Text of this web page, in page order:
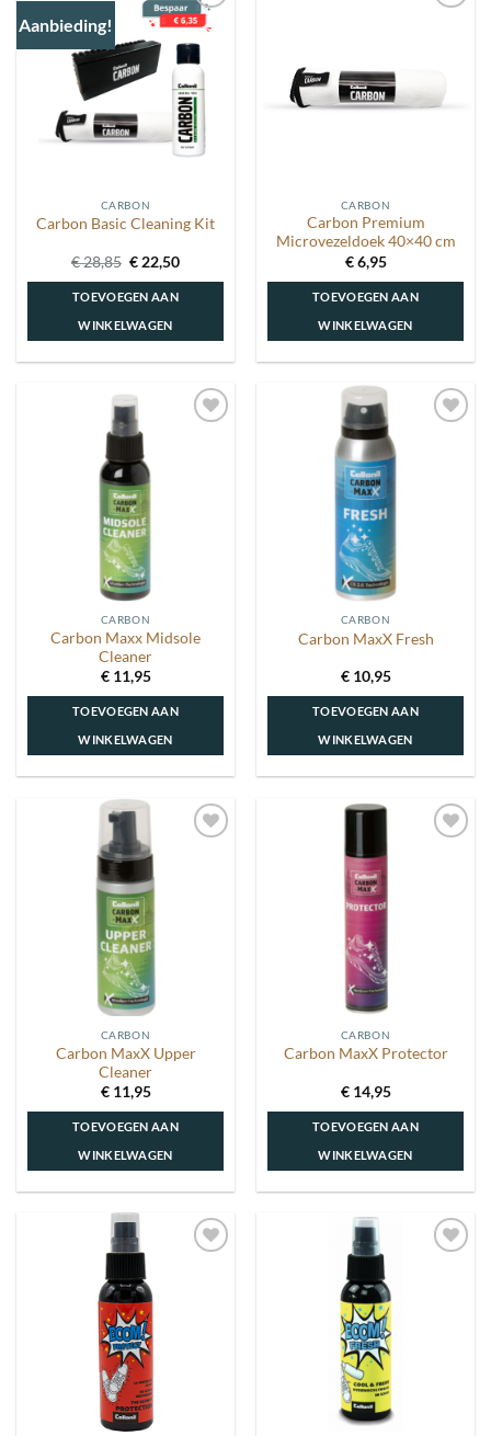
Aanbieding!
Toevoegen
wenslijst
CARBON
Carbon Basic Cleaning Kit
€28,85 Oorspronkelijke
prijs
was:
€ 28,85.
€ 22,50Huidige
TOEVOEGEN AAN
WINKELWAGEN
CARBON
Carbon Premium
Microvezeldoek 40×40 cm
€6,95
TOEVOEGEN AAN
WINKELWAGEN
CARBON
Carbon Maxx Midsole
Cleaner
€11,95
TOEVOEGEN AAN
WINKELWAGEN
CARBON
Carbon MaxX Fresh
€10,95
TOEVOEGEN AAN
WINKELWAGEN
CARBON
Carbon MaxX Upper
Cleaner
€11,95
TOEVOEGEN AAN
WINKELWAGEN
CARBON
Carbon MaxX Protector
€14,95
TOEVOEGEN AAN
WINKELWAGEN